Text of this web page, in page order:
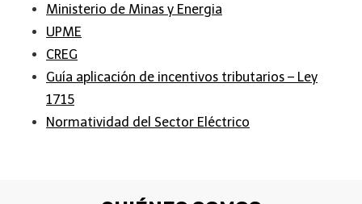
Ministerio de Minas y Energia
UPME
CREG
Guía aplicación de incentivos tributarios – Ley
1715
Normatividad del Sector Eléctrico